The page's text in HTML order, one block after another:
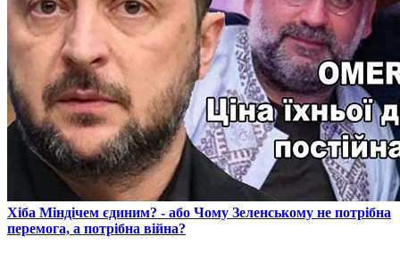
​Хіба Міндічем єдиним? - або Чому Зеленському не потрібна
перемога, а потрібна війна?